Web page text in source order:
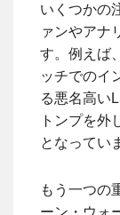
いくつかの
ァンやアナ
す。例えば
ッチでのイ
る悪名高い
トンプを外
となってい
もう一つの